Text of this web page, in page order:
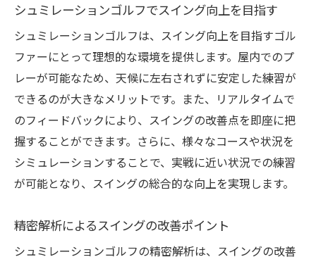
シュミレーションゴルフでスイング向上を目指す
シュミレーションゴルフは、スイング向上を目指すゴル
ファーにとって理想的な環境を提供します。屋内でのプ
レーが可能なため、天候に左右されずに安定した練習が
できるのが大きなメリットです。また、リアルタイムで
のフィードバックにより、スイングの改善点を即座に把
握することができます。さらに、様々なコースや状況を
シミュレーションすることで、実戦に近い状況での練習
が可能となり、スイングの総合的な向上を実現します。
精密解析によるスイングの改善ポイント
シュミレーションゴルフの精密解析は、スイングの改善